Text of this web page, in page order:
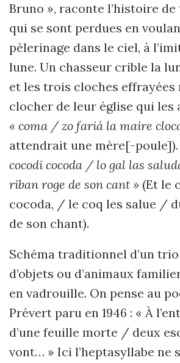
Bruno », raconte l’histoire
qui se sont perdues en
pèlerinage dans le ciel, à
lune. Un chasseur crible la
et les trois cloches effrayées
clocher de leur église qui les
« coma / zo fariá la maire
attendrait une mère[-poule]).
cocodi cocoda / lo gal las
riban roge de son cant » (Et le
cocoda, / le coq les salue /
de son chant).
Schéma traditionnel d’un trio
d’objets ou d’animaux
en vadrouille. On pense au
Prévert paru en 1946 : « À
d’une feuille morte / deux
vont… » Ici l’heptasyllabe ne